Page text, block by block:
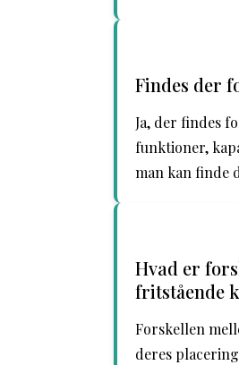
Findes der
Ja, der findes
funktioner,
man kan finde
Hvad er
fritstående
Forskellen
deres